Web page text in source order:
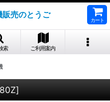
販売のとうご
カート
索 ご利用案内
]